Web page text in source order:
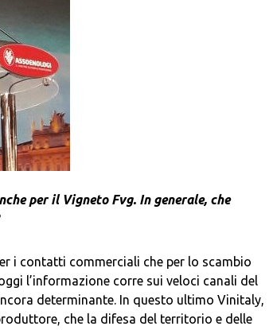
per il Vigneto Fvg. In generale, che
i contatti commerciali che per lo scambio
l’informazione corre sui veloci canali del
determinante. In questo ultimo Vinitaly,
che la difesa del territorio e delle